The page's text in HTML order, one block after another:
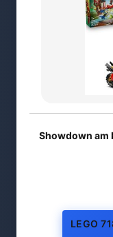
Showdown am
LEGO